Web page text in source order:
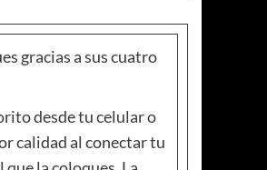
gracias a sus cuatro
desde tu celular o
calidad al conectar tu